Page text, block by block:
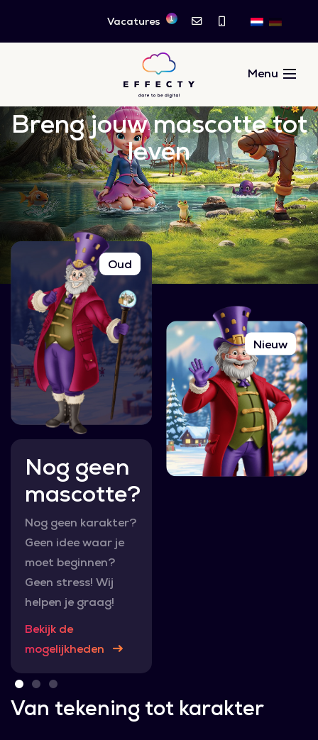
Vacatures 1
Breng jouw mascotte tot
leven
Oud
Nieuw
Nog geen
mascotte?
Nog geen karakter?
Geen idee waar je
moet beginnen?
Geen stress! Wij
helpen je graag!
Bekijk de
mogelijkheden
Nieuw
Oud
Van tekening tot karakter